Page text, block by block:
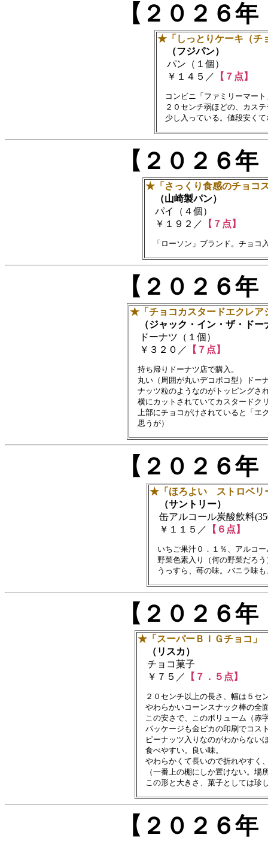
【２０２６
★「しっとりケーキ（チ
（フジパン）
パン（１個）
￥１４５／ 【７点】
コンビニ「ファミリーマート
２０センチ弱ほどの、カス
【２０２６
★「さっくり食感のチョコ
（山崎製パン）
パイ（４個）
￥１９２／
【７点】
【２０２６
★「チョコカスタードエクレア
（ジャック・イン・ザ・ドー
ドーナツ（１個）
￥３２０／
【７点】
持ち帰りドーナツ店で購入。
丸い（周囲が丸いデコボコ型）ドー
ナッツ粒のようなのがトッピングさ
横にカットされていてカスタードク
上部にチョコがけされていると「エ
【２０２６
★「ほろよい ストロベリ
（サントリー）
缶アルコール炭酸飲料
￥１１５／ 【６点】
いちご果汁０．１％、アルコ
野菜色素入り（何の野菜だろう
【２０２６
★「スーパーＢＩＧチョコ」
（リスカ）
チョコ菓子
￥７５／
【７．５点】
２０センチ以上の長さ、幅は５セ
やわらかいコーンスナック棒の全
この安さで、このボリューム（赤
パッケージも金ピカの印刷でコス
ピーナッツ入りなのがわからない
食べやすい。良い味。
やわらかくて長いので折れやすく
（一番上の棚にしか置けない。場
【２０２６